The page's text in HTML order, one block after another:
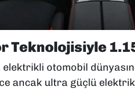
Teknolojisiyle
elektrikli otomobil
ancak ultra güçlü